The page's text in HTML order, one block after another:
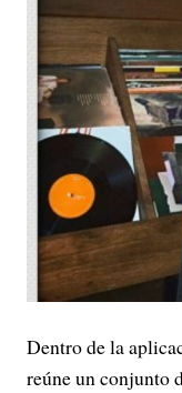
Dentro de la
reúne un conjunto